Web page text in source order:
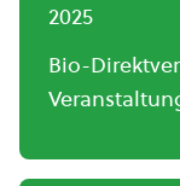
2025
Bio-